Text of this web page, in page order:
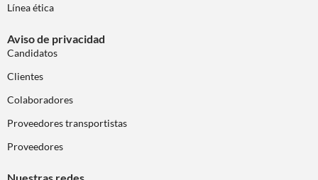
Línea ética
Aviso de privacidad
Candidatos
Clientes
Colaboradores
Proveedores transportistas
Proveedores
Nuestras redes